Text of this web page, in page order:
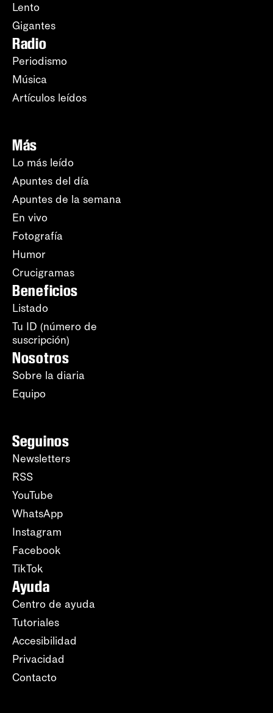
Lento
Gigantes
Radio
Periodismo
Música
Artículos leídos
Más
Lo más leído
Apuntes del día
Apuntes de la semana
En vivo
Fotografía
Humor
Crucigramas
Beneficios
Listado
Tu ID (número de
suscripción)
Nosotros
Sobre la diaria
Equipo
Seguinos
Newsletters
RSS
YouTube
WhatsApp
Instagram
Facebook
TikTok
Ayuda
Centro de ayuda
Tutoriales
Accesibilidad
Privacidad
Contacto